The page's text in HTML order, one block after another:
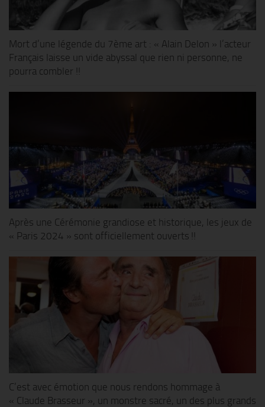
Mort d’une légende du 7ème art : « Alain Delon » l’acteur
Français laisse un vide abyssal que rien ni personne, ne
pourra combler !!
Après une Cérémonie grandiose et historique, les jeux de
« Paris 2024 » sont officiellement ouverts !!
C’est avec émotion que nous rendons hommage à
« Claude Brasseur », un monstre sacré, un des plus grands